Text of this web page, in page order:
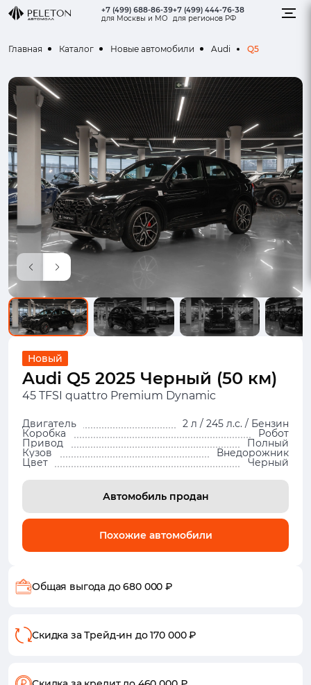
+7 (499) 688-86-39
для Москвы и МО
+7 (499) 444-76-38
для регионов РФ
Главная Каталог Новые автомобили Audi Q5
Новый
Audi Q5 2025 Черный (50 км)
45 TFSI quattro Premium Dynamic
Двигатель 2 л / 245 л.с. / Бензин
Коробка Робот
Привод Полный
Кузов Внедорожник
Цвет Черный
Автомобиль продан
Похожие автомобили
Общая выгода до 680 000 ₽
Скидка за Трейд-ин до 170 000 ₽